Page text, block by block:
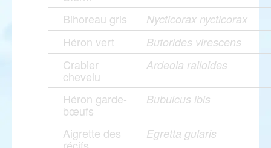
Bihoreau gris
Nycticorax nycticorax
Héron vert Butorides virescens
Crabier
chevelu
Ardeola ralloides
Héron garde-
bœufs
Bubulcus ibis
Aigrette des Egretta gularis